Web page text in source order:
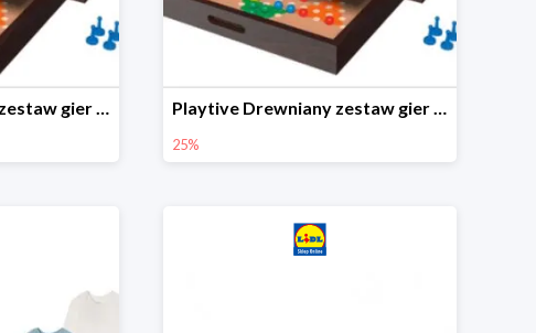
Playtive Drewniany zestaw gier 10 w 1 Playtive Drewniany zestaw gier 10 w 1
25%